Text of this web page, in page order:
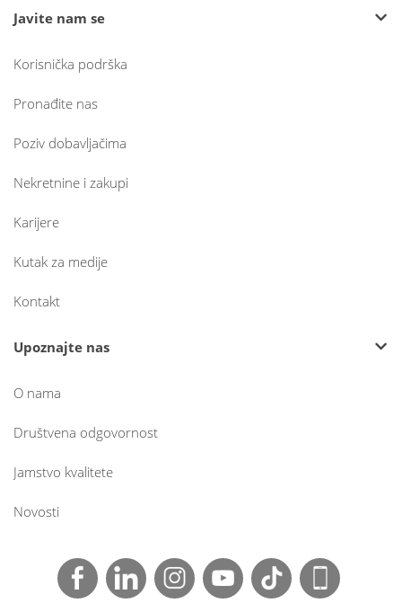
Javite nam se
Korisnička podrška
Pronađite nas
Poziv dobavljačima
Nekretnine i zakupi
Karijere
Kutak za medije
Kontakt
Upoznajte nas
O nama
Društvena odgovornost
Jamstvo kvalitete
Novosti